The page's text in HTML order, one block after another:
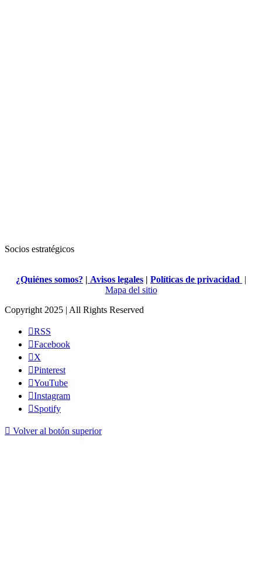
Socios estratégicos
¿Quiénes somos? | Avisos legales | Políticas de privacidad |
Mapa del sitio
Copyright 2025 | All Rights Reserved
RSS
Facebook
X
Pinterest
YouTube
Instagram
Spotify
Volver al botón superior